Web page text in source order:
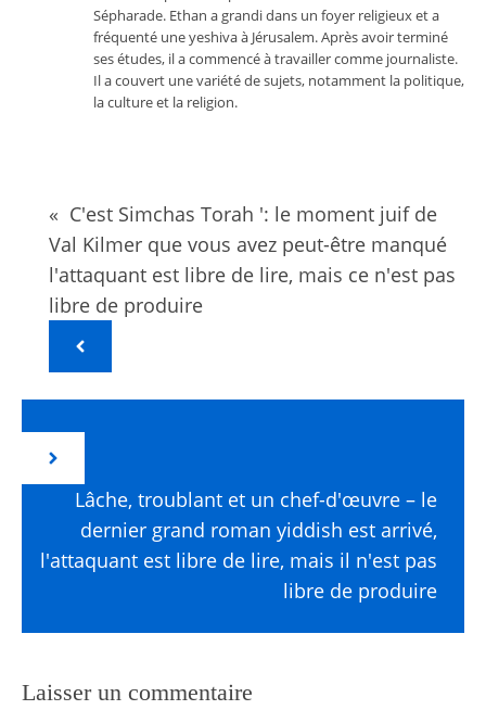
Sépharade. Ethan a grandi dans un foyer religieux et a
fréquenté une yeshiva à Jérusalem. Après avoir terminé
ses études, il a commencé à travailler comme journaliste.
Il a couvert une variété de sujets, notamment la politique,
la culture et la religion.
« C'est Simchas Torah ': le moment juif de
Val Kilmer que vous avez peut-être manqué
l'attaquant est libre de lire, mais ce n'est pas
libre de produire
Lâche, troublant et un chef-d'œuvre – le
dernier grand roman yiddish est arrivé,
l'attaquant est libre de lire, mais il n'est pas
libre de produire
Laisser un commentaire